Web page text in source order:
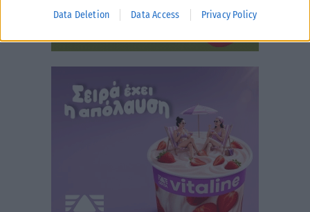
Data Deletion Data Access Privacy Policy